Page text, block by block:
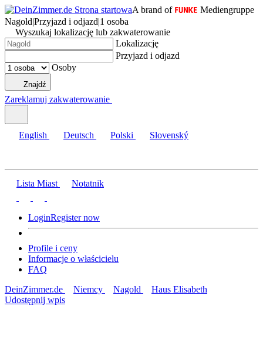
A brand of
Mediengruppe
Nagold|Przyjazd i odjazd|1 osoba
Wyszukaj lokalizację lub zakwaterowanie
Lokalizację
Przyjazd i odjazd
Osoby
Znajdź
Zareklamuj zakwaterowanie
English Deutsch Polski Slovenský
Lista Miast Notatnik
LoginRegister now
Profile i ceny
Informacje o właścicielu
FAQ
DeinZimmer.de
Niemcy Nagold
Haus Elisabeth
Udostępnij wpis